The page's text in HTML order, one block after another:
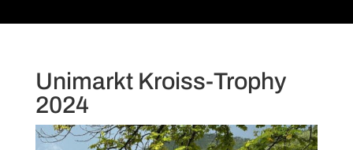
Unimarkt Kroiss-Trophy
2024